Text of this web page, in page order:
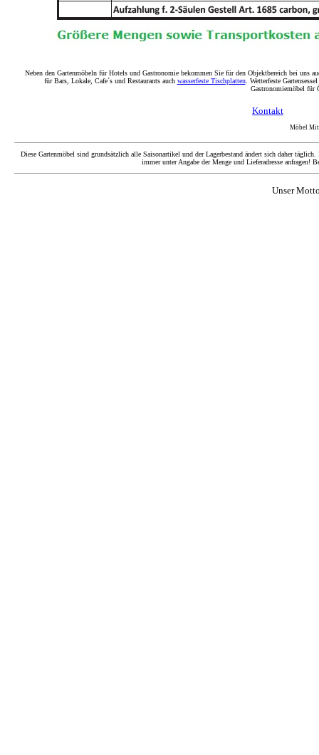
Neben den Gartenmöbeln für Hotels und Gastronomie bekommen Sie für den Objektbereich bei uns
für Bars, Lokale, Cafe´s und Restaurants auch wasserfeste Tischplatten. Wetterfeste
Gastronomiemöbel für
Kontakt
Möbel
Diese Gartenmöbel sind grundsätzlich alle Saisonartikel und der Lagerbestand ändert sich daher
immer unter Angabe der Menge und Lieferadresse anfragen!
Unser